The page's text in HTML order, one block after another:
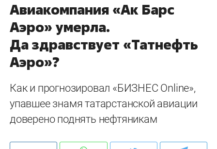
Авиакомпания «Ак Барс
Аэро» умерла.
Да здравствует «Татнефть
Аэро»?
Как и прогнозировал «БИЗНЕС Online»,
упавшее знамя татарстанской авиации
доверено поднять нефтяникам